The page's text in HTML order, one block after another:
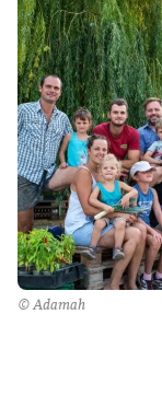
© Adamah